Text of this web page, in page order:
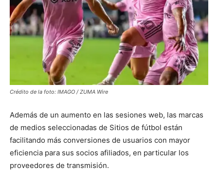
Crédito de la foto: IMAGO / ZUMA Wire
Además de un aumento en las sesiones web, las marcas
de medios seleccionadas de Sitios de fútbol están
facilitando más conversiones de usuarios con mayor
eficiencia para sus socios afiliados, en particular los
proveedores de transmisión.